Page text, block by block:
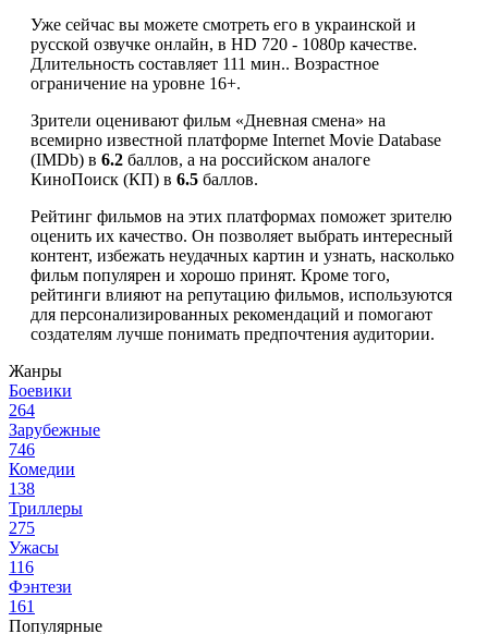
Уже сейчас вы можете смотреть его в украинской и
русской озвучке онлайн, в HD 720 - 1080p качестве.
Длительность составляет 111 мин.. Возрастное
ограничение на уровне 16+.
Зрители оценивают фильм «Дневная смена» на
всемирно известной платформе Internet Movie Database
(IMDb) в 6.2 баллов, а на российском аналоге
КиноПоиск (КП) в 6.5 баллов.
Рейтинг фильмов на этих платформах поможет зрителю
оценить их качество. Он позволяет выбрать интересный
контент, избежать неудачных картин и узнать, насколько
фильм популярен и хорошо принят. Кроме того,
рейтинги влияют на репутацию фильмов, используются
для персонализированных рекомендаций и помогают
создателям лучше понимать предпочтения аудитории.
Жанры
Боевики
264
Зарубежные
746
Комедии
138
Триллеры
275
Ужасы
116
Фэнтези
161
Популярные